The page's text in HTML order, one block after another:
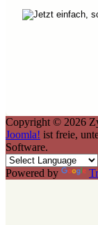
Copyright © 2026
Joomla! ist freie,
Software.
Powered by